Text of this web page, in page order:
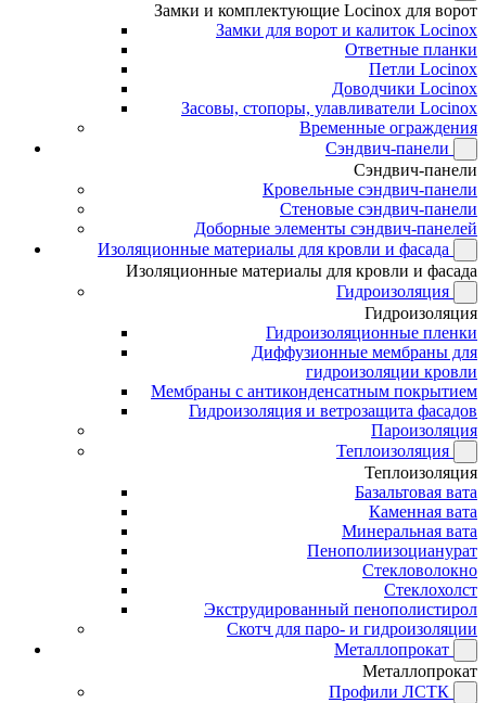
Замки и комплектующие Locinox для ворот
Замки для ворот и калиток Locinox
Ответные планки
Петли Locinox
Доводчики Locinox
Засовы, стопоры, улавливатели Locinox
Временные ограждения
Сэндвич-панели
Сэндвич-панели
Кровельные сэндвич-панели
Стеновые сэндвич-панели
Доборные элементы сэндвич-панелей
Изоляционные материалы для кровли и фасада
Изоляционные материалы для кровли и фасада
Гидроизоляция
Гидроизоляция
Гидроизоляционные пленки
Диффузионные мембраны для
гидроизоляции кровли
Мембраны с антиконденсатным покрытием
Гидроизоляция и ветрозащита фасадов
Пароизоляция
Теплоизоляция
Теплоизоляция
Базальтовая вата
Каменная вата
Минеральная вата
Пенополиизоцианурат
Стекловолокно
Стеклохолст
Экструдированный пенополистирол
Скотч для паро- и гидроизоляции
Металлопрокат
Металлопрокат
Профили ЛСТК